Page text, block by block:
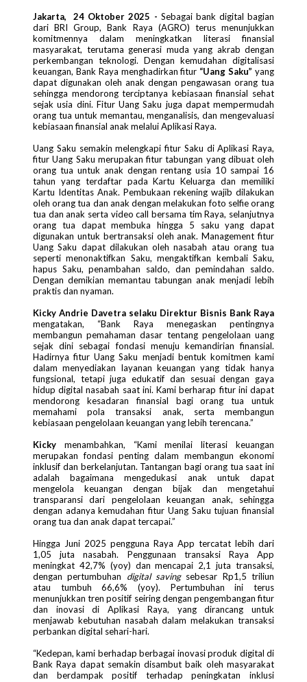
Jakarta, 24 Oktober 2025 - Sebagai bank digital bagian
dari BRI Group, Bank Raya (AGRO) terus menunjukkan
komitmennya dalam meningkatkan literasi finansial
masyarakat, terutama generasi muda yang akrab dengan
perkembangan teknologi. Dengan kemudahan digitalisasi
keuangan, Bank Raya menghadirkan fitur “Uang Saku” yang
dapat digunakan oleh anak dengan pengawasan orang tua
sehingga mendorong terciptanya kebiasaan finansial sehat
sejak usia dini. Fitur Uang Saku juga dapat mempermudah
orang tua untuk memantau, menganalisis, dan mengevaluasi
kebiasaan finansial anak melalui Aplikasi Raya.
Uang Saku semakin melengkapi fitur Saku di Aplikasi Raya,
fitur Uang Saku merupakan fitur tabungan yang dibuat oleh
orang tua untuk anak dengan rentang usia 10 sampai 16
tahun yang terdaftar pada Kartu Keluarga dan memiliki
Kartu Identitas Anak. Pembukaan rekening wajib dilakukan
oleh orang tua dan anak dengan melakukan foto selfie orang
tua dan anak serta video call bersama tim Raya, selanjutnya
orang tua dapat membuka hingga 5 saku yang dapat
digunakan untuk bertransaksi oleh anak. Management fitur
Uang Saku dapat dilakukan oleh nasabah atau orang tua
seperti menonaktifkan Saku, mengaktifkan kembali Saku,
hapus Saku, penambahan saldo, dan pemindahan saldo.
Dengan demikian memantau tabungan anak menjadi lebih
praktis dan nyaman.
Kicky Andrie Davetra selaku Direktur Bisnis Bank Raya
mengatakan, “Bank Raya menegaskan pentingnya
membangun pemahaman dasar tentang pengelolaan uang
sejak dini sebagai fondasi menuju kemandirian finansial.
Hadirnya fitur Uang Saku menjadi bentuk komitmen kami
dalam menyediakan layanan keuangan yang tidak hanya
fungsional, tetapi juga edukatif dan sesuai dengan gaya
hidup digital nasabah saat ini. Kami berharap fitur ini dapat
mendorong kesadaran finansial bagi orang tua untuk
memahami pola transaksi anak, serta membangun
kebiasaan pengelolaan keuangan yang lebih terencana.”
Kicky menambahkan, “Kami menilai literasi keuangan
merupakan fondasi penting dalam membangun ekonomi
inklusif dan berkelanjutan. Tantangan bagi orang tua saat ini
adalah bagaimana mengedukasi anak untuk dapat
mengelola keuangan dengan bijak dan mengetahui
transparansi dari pengelolaan keuangan anak, sehingga
dengan adanya kemudahan fitur Uang Saku tujuan finansial
orang tua dan anak dapat tercapai.”
Hingga Juni 2025 pengguna Raya App tercatat lebih dari
1,05 juta nasabah. Penggunaan transaksi Raya App
meningkat 42,7% (yoy) dan mencapai 2,1 juta transaksi,
dengan pertumbuhan digital savingsebesar Rp1,5 triliun
atau tumbuh 66,6% (yoy). Pertumbuhan ini terus
menunjukkan tren positif seiring dengan pengembangan fitur
dan inovasi di Aplikasi Raya, yang dirancang untuk
menjawab kebutuhan nasabah dalam melakukan transaksi
perbankan digital sehari-hari.
“Kedepan, kami berhadap berbagai inovasi produk digital di
Bank Raya dapat semakin disambut baik oleh masyarakat
dan berdampak positif terhadap peningkatan inklusi